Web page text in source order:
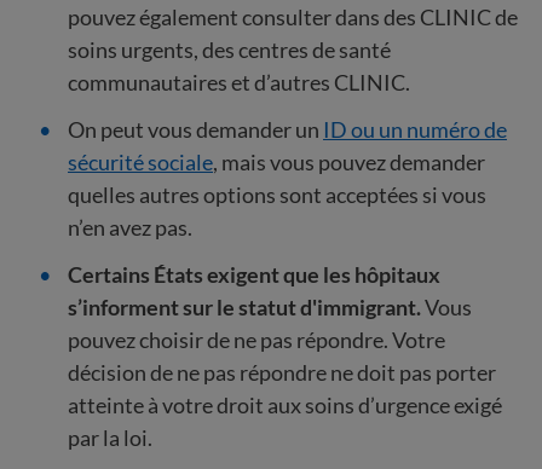
pouvez également consulter dans des CLINIC de
soins urgents, des centres de santé
communautaires et d’autres CLINIC.
On peut vous demander un ID ou un numéro de
sécurité sociale, mais vous pouvez demander
quelles autres options sont acceptées si vous
n’en avez pas.
Certains États exigent que les hôpitaux
s’informent sur le statut d'immigrant.Vous
pouvez choisir de ne pas répondre. Votre
décision de ne pas répondre ne doit pas porter
atteinte à votre droit aux soins d’urgence exigé
par la loi.